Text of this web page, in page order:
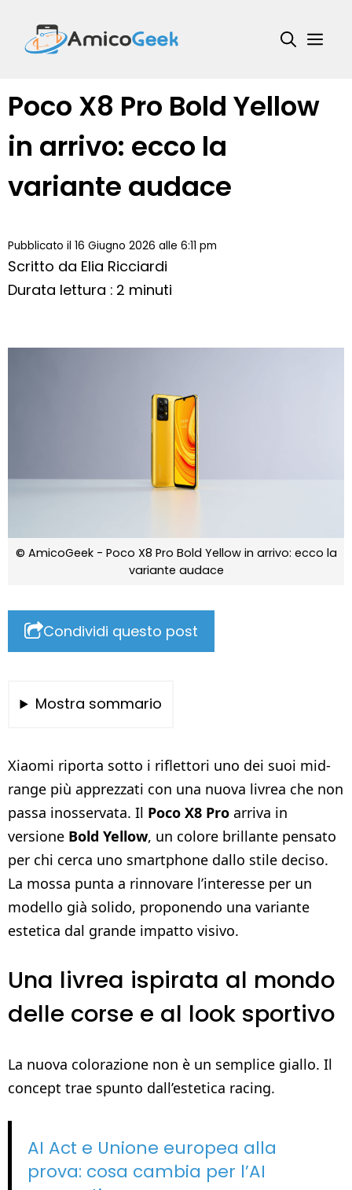
contenuto
Poco X8 Pro Bold Yellow
in arrivo: ecco la
variante audace
Pubblicato il 16 Giugno 2026 alle 6:11 pm
Scritto da Elia Ricciardi
Durata lettura : 2 minuti
© AmicoGeek - Poco X8 Pro Bold Yellow in arrivo: ecco la
variante audace
Condividi questo post
Mostra sommario
Xiaomi riporta sotto i riflettori uno dei suoi mid-
range più apprezzati con una nuova livrea che non
passa inosservata. Il Poco X8 Pro arriva in
versione Bold Yellow, un colore brillante pensato
per chi cerca uno smartphone dallo stile deciso.
La mossa punta a rinnovare l’interesse per un
modello già solido, proponendo una variante
estetica dal grande impatto visivo.
Una livrea ispirata al mondo
delle corse e al look sportivo
La nuova colorazione non è un semplice giallo. Il
concept trae spunto dall’estetica racing.
AI Act e Unione europea alla
prova: cosa cambia per l’AI